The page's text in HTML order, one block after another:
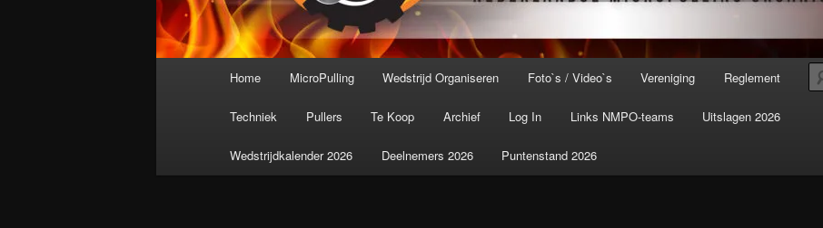
Home MicroPulling Wedstrijd Organiseren Foto`s / Video`s Vereniging Reglement
Techniek Pullers Te Koop Archief Log In Links NMPO-teams Uitslagen 2026
Wedstrijdkalender 2026 Deelnemers 2026 Puntenstand 2026